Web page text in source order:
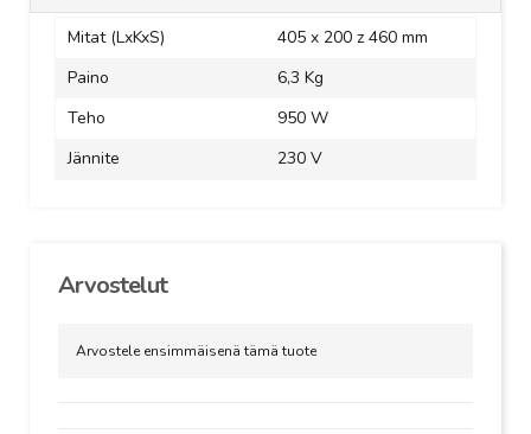
Mitat (LxKxS)
405 x 200 z 460 mm
Paino
6,3 Kg
Teho
950 W
Jännite
230 V
Arvostelut
Arvostele ensimmäisenä tämä tuote